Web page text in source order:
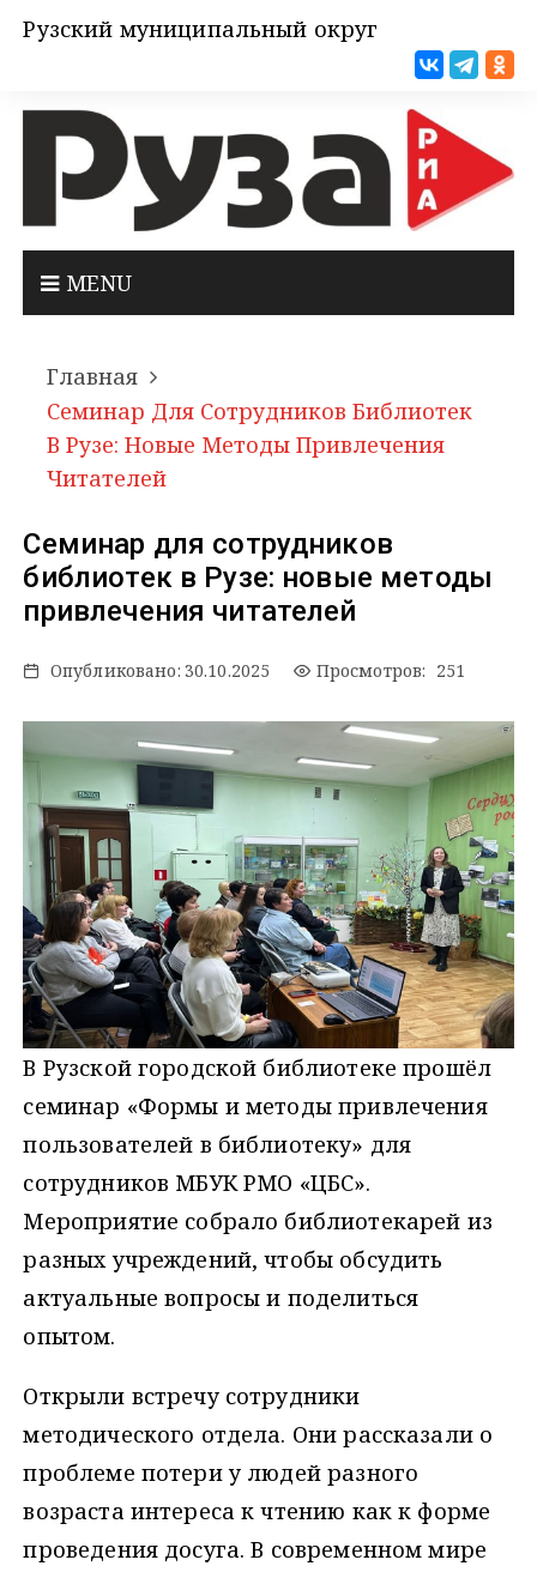
Рузский муниципальный округ
MENU
Главная
Семинар Для Сотрудников Библиотек
В Рузе: Новые Методы Привлечения
Читателей
Семинар для сотрудников
библиотек в Рузе: новые методы
привлечения читателей
Опубликовано: 30.10.2025 Просмотров: 251
В Рузской городской библиотеке прошёл
семинар «Формы и методы привлечения
пользователей в библиотеку» для
сотрудников МБУК РМО «ЦБС».
Мероприятие собрало библиотекарей из
разных учреждений, чтобы обсудить
актуальные вопросы и поделиться
опытом.
Открыли встречу сотрудники
методического отдела. Они рассказали о
проблеме потери у людей разного
возраста интереса к чтению как к форме
проведения досуга. В современном мире